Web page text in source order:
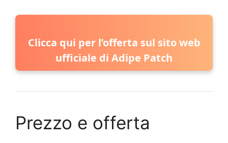
Clicca qui per l’offerta sul sito web
ufficiale di Adipe Patch
Prezzo e offerta